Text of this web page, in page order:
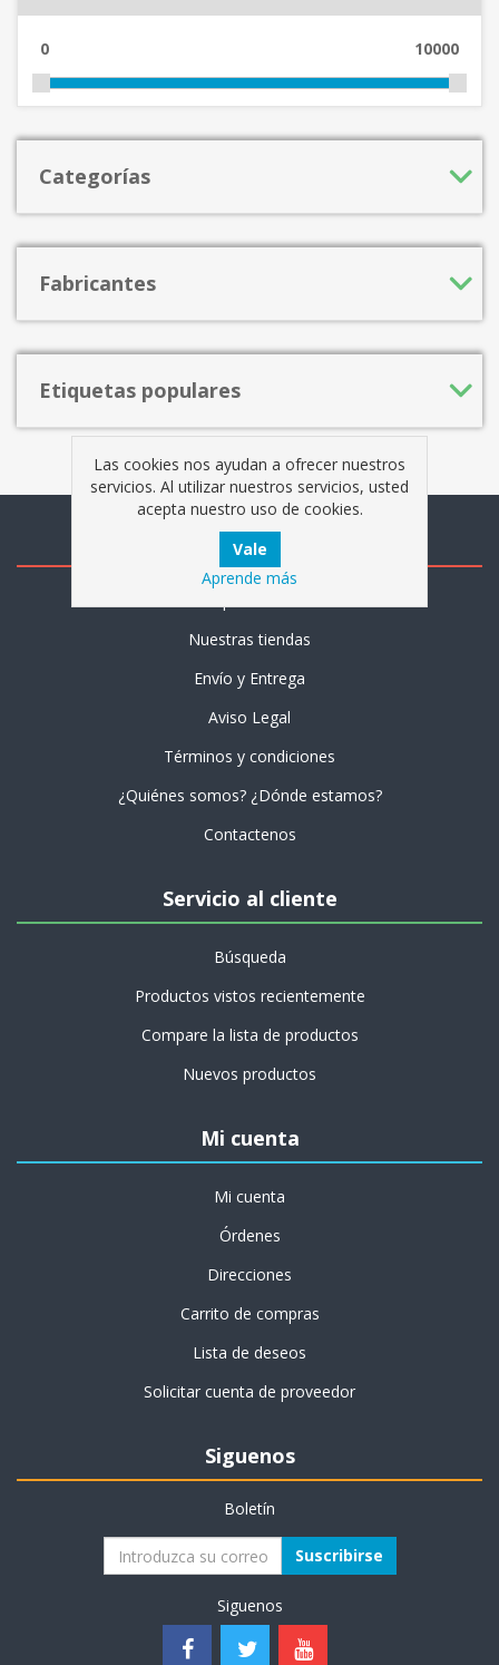
0 10000
Categorías
Fabricantes
Etiquetas populares
Información
Nuestras tiendas
Envío y Entrega
Aviso Legal
Términos y condiciones
¿Quiénes somos? ¿Dónde estamos?
Contactenos
Servicio al cliente
Búsqueda
Productos vistos recientemente
Compare la lista de productos
Nuevos productos
Mi cuenta
Mi cuenta
Órdenes
Direcciones
Carrito de compras
Lista de deseos
Solicitar cuenta de proveedor
Siguenos
Boletín
Suscribirse
Siguenos
Las cookies nos ayudan a ofrecer nuestros
servicios. Al utilizar nuestros servicios, usted
acepta nuestro uso de cookies.
Aprende más